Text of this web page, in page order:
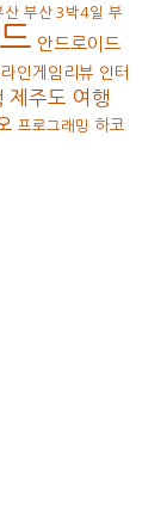
산 부산 3박4일 부
안드로이드
인게임리뷰 인터
제주도 여행
프로그래밍 하코